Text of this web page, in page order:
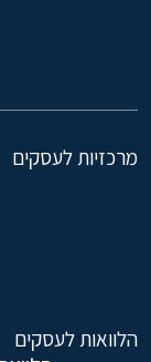
מרכזיות לעסקים
הלוואות לעסקים